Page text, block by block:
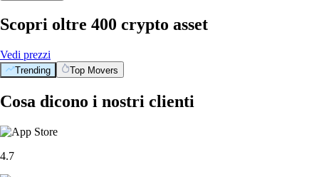
Scopri oltre 400 crypto asset
Vedi prezzi
Trending Top Movers
Cosa dicono i nostri clienti
4.7